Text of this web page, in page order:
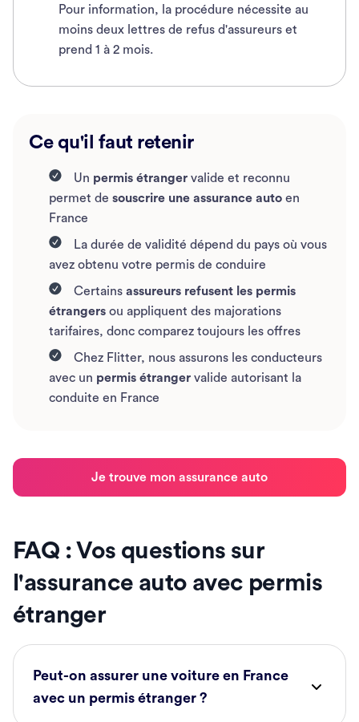
Pour information, la procédure nécessite au
moins deux lettres de refus d'assureurs et
prend 1 à 2 mois.
Ce qu'il faut retenir
Un permis étranger valide et reconnu
permet de souscrire une assurance auto en
France
La durée de validité dépend du pays où vous
avez obtenu votre permis de conduire
Certains assureurs refusent les permis
étrangers ou appliquent des majorations
tarifaires, donc comparez toujours les offres
Chez Flitter, nous assurons les conducteurs
avec un permis étranger valide autorisant la
conduite en France
Je trouve mon assurance auto
FAQ : Vos questions sur
l'assurance auto avec permis
étranger
Peut-on assurer une voiture en France
avec un permis étranger ?